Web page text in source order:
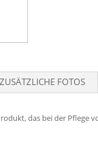
ZUSÄTZLICHE FOTOS
das bei der Pflege